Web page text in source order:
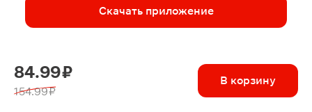
Скачать приложение
84.99 ₽
154.99 ₽
В корзину